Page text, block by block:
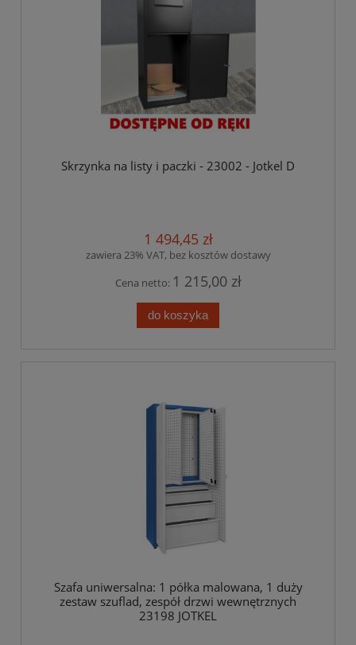
Skrzynka na listy i paczki - 23002 - Jotkel D
1 494,45 zł
zawiera 23% VAT, bez kosztów dostawy
Cena netto: 1 215,00 zł
do koszyka
Szafa uniwersalna: 1 półka malowana, 1 duży
zestaw szuflad, zespół drzwi wewnętrznych
23198 JOTKEL